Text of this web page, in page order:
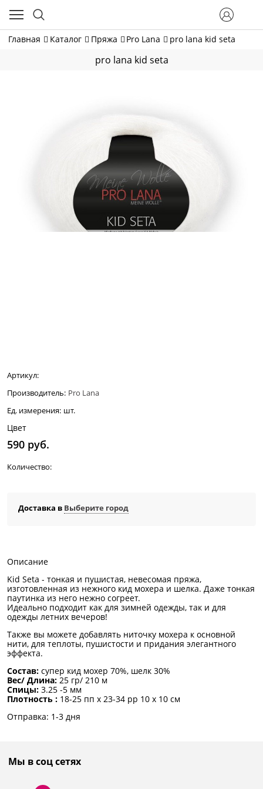
Главная Каталог Пряжа Pro Lana pro lana kid seta
pro lana kid seta
Артикул:
Производитель: Pro Lana
Ед. измерения: шт.
Цвет
590 руб.
Количество:
Доставка в Выберите город
Описание
Kid Seta - тонкая и пушистая, невесомая пряжа,
изготовленная из нежного кид мохера и шелка. Даже тонкая
паутинка из него нежно согреет.
Идеально подходит как для зимней одежды, так и для
одежды летних вечеров!
Также вы можете добавлять ниточку мохера к основной
нити, для теплоты, пушистости и придания элегантного
эффекта.
Состав: супер кид мохер 70%, шелк 30%
Вес/ Длина: 25 гр/ 210 м
Спицы: 3.25 -5 мм
Плотность : 18-25 пп x 23-34 рр 10 x 10 см
Отправка: 1-3 дня
Мы в соц сетях